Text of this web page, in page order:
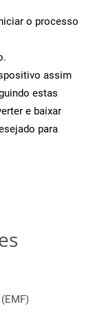
o processo
assim
estas
e baixar
para